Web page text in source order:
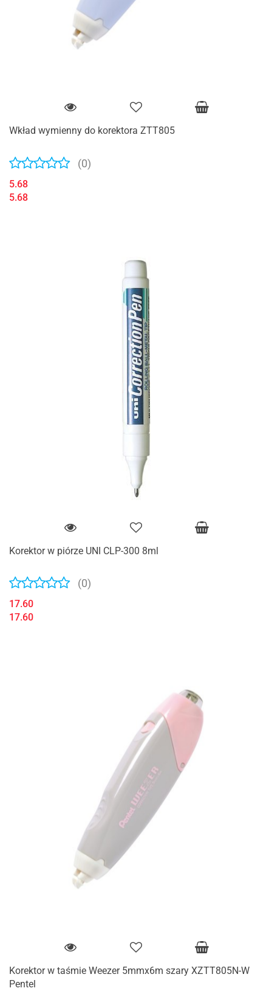
Wkład wymienny do korektora ZTT805
(0)
5.68
5.68
Korektor w piórze UNI CLP-300 8ml
(0)
17.60
17.60
Korektor w taśmie Weezer 5mmx6m szary XZTT805N-W
Pentel